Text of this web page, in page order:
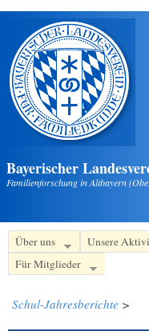
Direkt zum Inhalt
Bayerischer
Familienforschung in Altbayern
Über uns Unsere
Für Mitglieder
Schul-Jahresberichte >